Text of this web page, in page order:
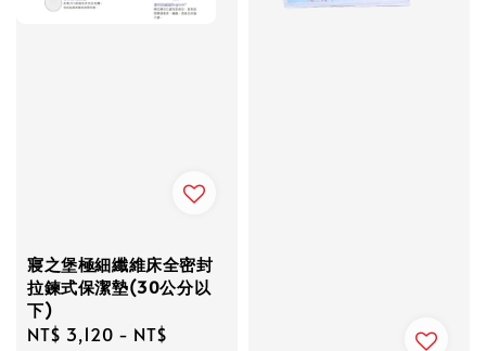
寢之堡極細纖維床全密封
拉鍊式保潔墊(30公分以
下)
Regular
NT$ 3,120 - NT$